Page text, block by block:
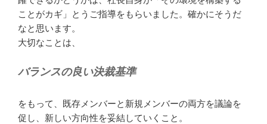
ことがカギ」とうご指導をもらいました。確かにそうだ
なと思います。
大切なことは、
バランスの良い決裁基準
をもって、既存メンバーと新規メンバーの両方を議論を
促し、新しい方向性を妥結していくこと。